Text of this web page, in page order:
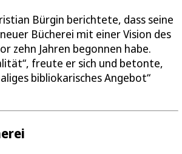
Bürgin berichtete, dass seine
Bücherei mit einer Vision des
zehn Jahren begonnen habe.
freute er sich und betonte,
bibliokarisches Angebot“